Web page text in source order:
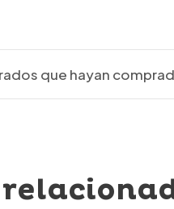
que hayan